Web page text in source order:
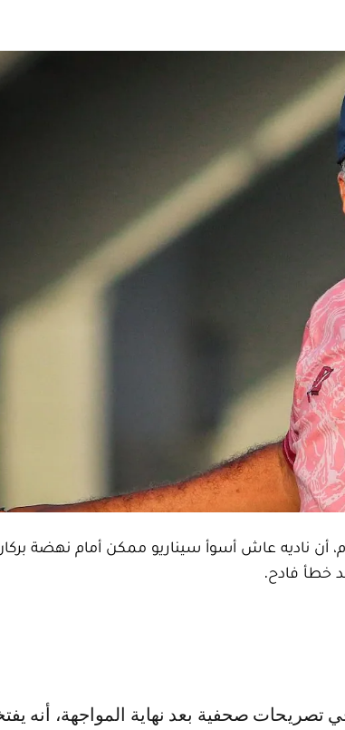
ناديه عاش أسوأ سيناريو ممكن أمام نهضة